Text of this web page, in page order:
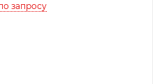
запросу